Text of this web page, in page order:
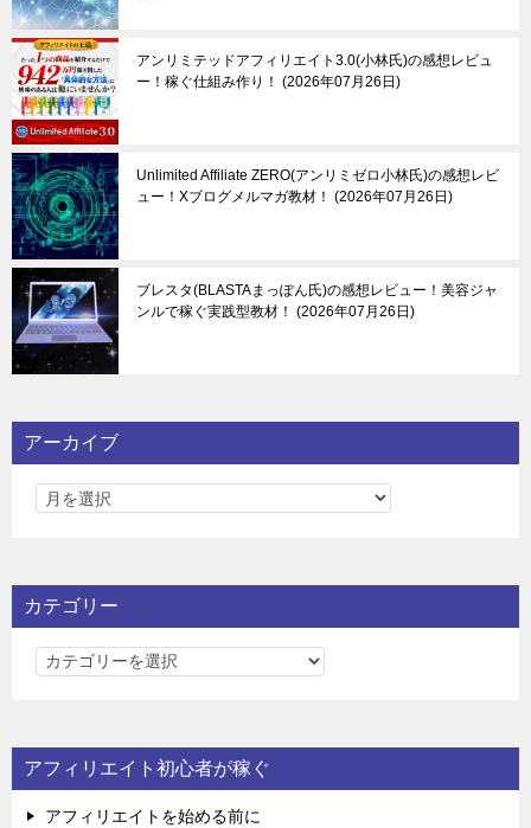
アンリミテッドアフィリエイト3.0(小林氏)の感想レビュ
ー！稼ぐ仕組み作り！
2026年07月26日
Unlimited Affiliate ZERO(アンリミゼロ小林氏)の感想レビ
ュー！Xブログメルマガ教材！
2026年07月26日
ブレスタ(BLASTAまっぽん氏)の感想レビュー！美容ジャ
ンルで稼ぐ実践型教材！
2026年07月26日
アーカイブ
カテゴリー
カ
リ
ー
アフィリエイト初心者が稼ぐ
アフィリエイトを始める前に